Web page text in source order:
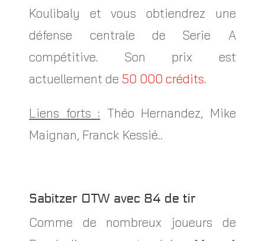
Koulibaly et vous obtiendrez une
défense centrale de Serie A
compétitive. Son prix est
actuellement de 50 000 crédits.
Liens forts : Théo Hernandez, Mike
Maignan, Franck Kessié..
Sabitzer OTW avec 84 de tir
Comme de nombreux joueurs de